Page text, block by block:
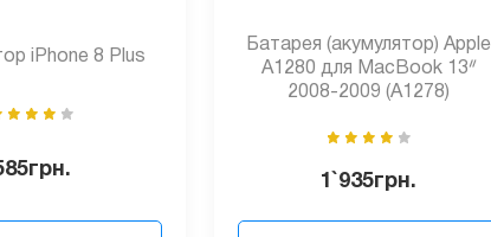
iPhone 8 Plus
грн.
Батарея (акумулятор) Apple
A1280 для MacBook 13ᐥ
2008-2009 (A1278)
1`935грн.